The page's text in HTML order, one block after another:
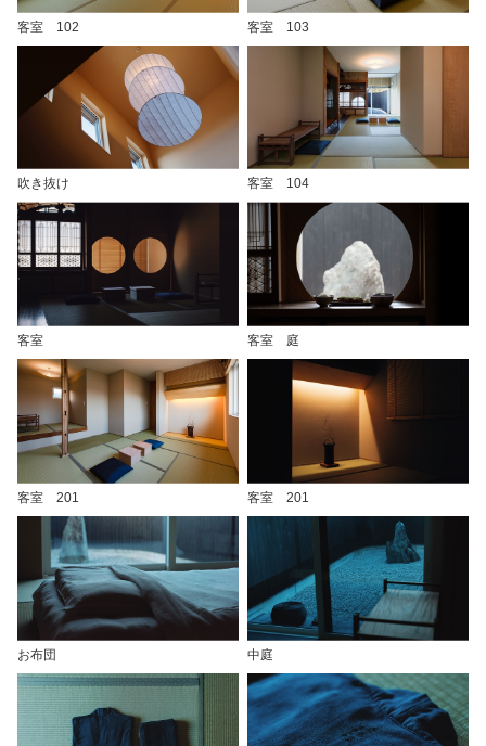
客室 102 客室 103
吹き抜け 客室 104
客室 客室 庭
客室 201 客室 201
お布団 中庭